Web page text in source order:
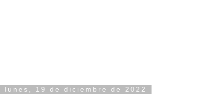
lunes, 19 de diciembre de 2022